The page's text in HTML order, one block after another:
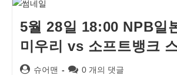
5월 28일 18:00 NPB일
미우리 vs 소프트뱅크
Post슈어맨
Post0 개의 댓글